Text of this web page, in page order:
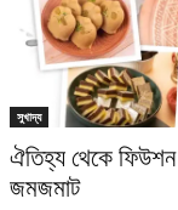
সুখাদ্য
ঐতিহ্য থেকে ফিউশন
জমজমাট